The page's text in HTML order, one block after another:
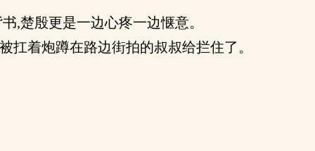
,楚殷更是一边心疼一边惬意。
着炮蹲在路边街拍的叔叔给拦住了。